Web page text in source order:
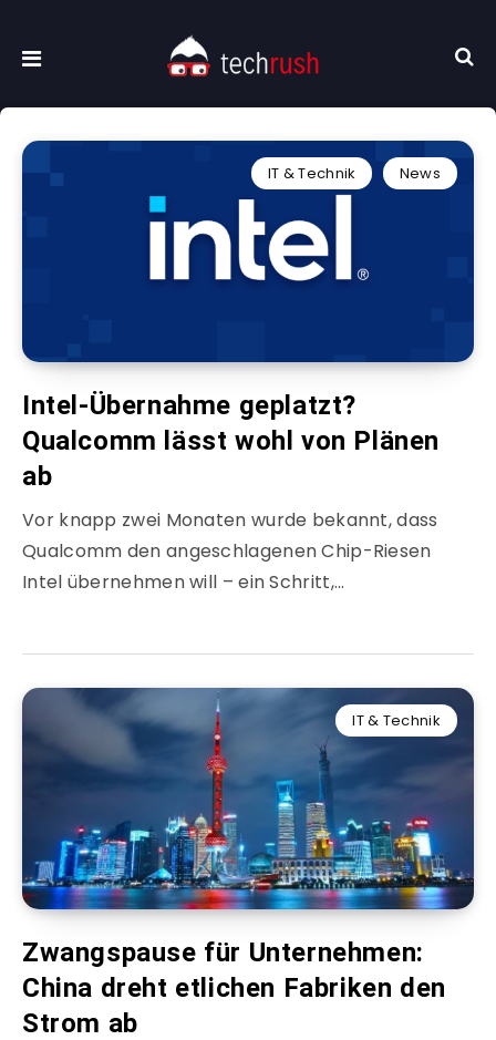
IT & Technik News
Intel-Übernahme geplatzt?
Qualcomm lässt wohl von Plänen
ab
Vor knapp zwei Monaten wurde bekannt, dass
Qualcomm den angeschlagenen Chip-Riesen
Intel übernehmen will – ein Schritt,…
IT & Technik
Zwangspause für Unternehmen:
China dreht etlichen Fabriken den
Strom ab